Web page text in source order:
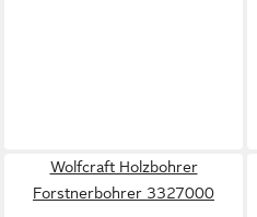
Wolfcraft Holzbohrer
Forstnerbohrer 3327000